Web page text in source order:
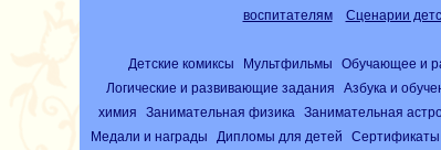
воспитателям
Сценарии
Детские комиксы Мультфильмы Обучающее и
Логические и развивающие задания
Азбука и
химия
Занимательная физика Занимательная
Медали и награды
Дипломы для детей Сертификаты